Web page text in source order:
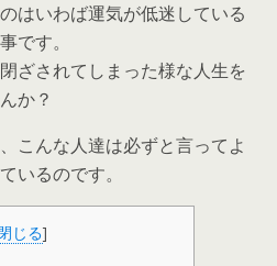
はいわば運気が低迷している
です。
ざされてしまった様な人生を
か？
こんな人達は必ずと言ってよ
いるのです。
じる]